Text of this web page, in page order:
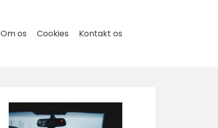
Om os Cookies Kontakt os